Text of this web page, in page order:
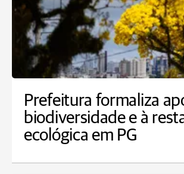
Prefeitura formaliza
biodiversidade e à
ecológica em PG